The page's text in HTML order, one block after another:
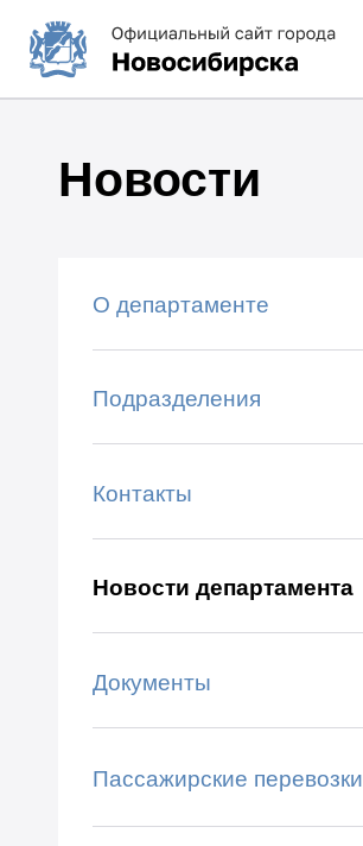
Новости
О департаменте
Подразделения
Контакты
Новости департамента
Документы
Пассажирские перевозки